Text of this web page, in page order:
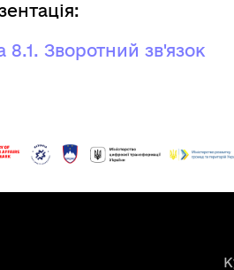
8.1. Зворотний зв'язок